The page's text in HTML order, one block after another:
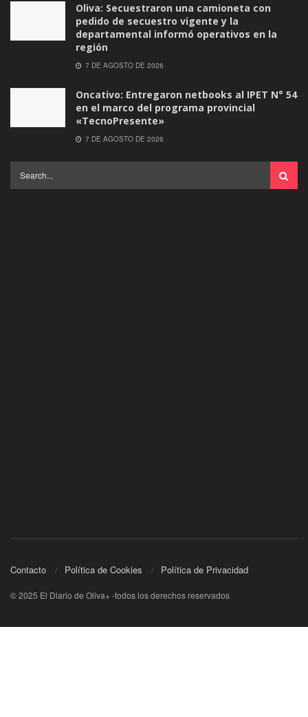
Oliva: Secuestraron una camioneta con
pedido de secuestro vigente y la
departamental informó operativos en la
región
7 DE AGOSTO DE 2026
Oncativo: Entregaron netbooks al IPET N° 54
en el marco del programa provincial
«TecnoPresente»
7 DE AGOSTO DE 2026
Contacto Política de Cookies Política de Privacidad
© 2025 El Diario de Oliva+ -todos los derechos reservados